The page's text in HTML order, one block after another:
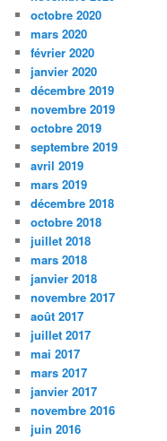
octobre 2020
mars 2020
février 2020
janvier 2020
décembre 2019
novembre 2019
octobre 2019
septembre 2019
avril 2019
mars 2019
décembre 2018
octobre 2018
juillet 2018
mars 2018
janvier 2018
novembre 2017
août 2017
juillet 2017
mai 2017
mars 2017
janvier 2017
novembre 2016
juin 2016